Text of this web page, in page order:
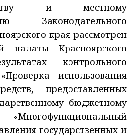
и местному
Законодательного
края рассмотрен
палаты Красноярского
контрольного
использования
предоставленных
бюджетному
государственных и